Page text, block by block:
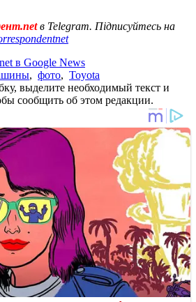
в Telegram. Підписуйтесь на
в Google News
, фото, Toyota
выделите необходимый текст и
сообщить об этом редакции.